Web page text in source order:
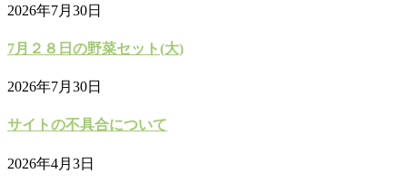
2026年7月30日
7月２８日の野菜セット(大)
2026年7月30日
サイトの不具合について
2026年4月3日